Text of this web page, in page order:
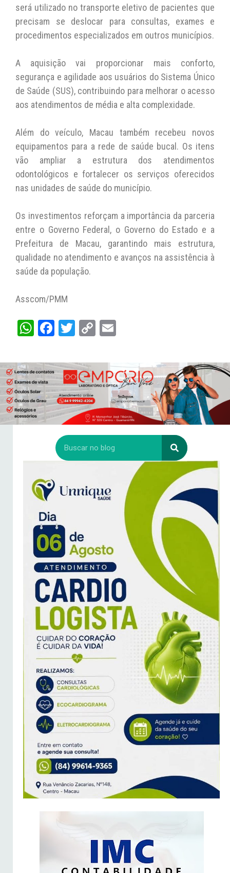
será utilizado no transporte eletivo de pacientes que
precisam se deslocar para consultas, exames e
procedimentos especializados em outros municípios.
A aquisição vai proporcionar mais conforto,
segurança e agilidade aos usuários do Sistema Único
de Saúde (SUS), contribuindo para melhorar o acesso
aos atendimentos de média e alta complexidade.
Além do veículo, Macau também recebeu novos
equipamentos para a rede de saúde bucal. Os itens
vão ampliar a estrutura dos atendimentos
odontológicos e fortalecer os serviços oferecidos
nas unidades de saúde do município.
Os investimentos reforçam a importância da parceria
entre o Governo Federal, o Governo do Estado e a
Prefeitura de Macau, garantindo mais estrutura,
qualidade no atendimento e avanços na assistência à
saúde da população.
Asscom/PMM
W
ts
A
pp
Fa
bo
ok
T
tt
er
C
y
Li
ail